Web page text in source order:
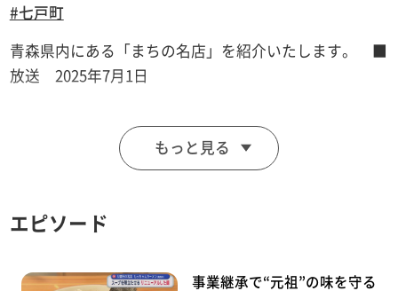
#七戸町
青森県内にある「まちの名店」を紹介いたします。 ■
放送 2025年7月1日
青森県七戸町出身の女性が、2025年6月2日、新しいカ
フェをオープンしました。
提供するのは、発酵調味料を使ったワンプレートランチ
た縄文スイーツ。
家製。日々の食事を大切にして健康寿命を延ばしてほし
もっと見る
エピソード
事業継承で“元祖”の味を守る